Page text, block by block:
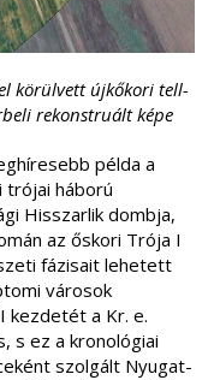
körülvett újkőkori tell-
rekonstruált képe
példa a
trójai háború
Hisszarlik dombja,
az őskori Trója I
fázisait lehetett
városok
kezdetét a Kr. e.
s ez a kronológiai
szolgált Nyugat-